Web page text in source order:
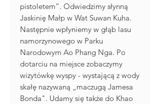
pistoletem”. Odwiedzimy słynną
Jaskinię Małp w Wat Suwan Kuha.
Następnie wpłyniemy w głąb lasu
namorzynowego w Parku
Narodowym Ao Phang Nga. Po
dotarciu na miejsce zobaczymy
wizytówkę wyspy - wystającą z wody
skałę nazywaną „maczugą Jamesa
Bonda". Udamy się także do Khao